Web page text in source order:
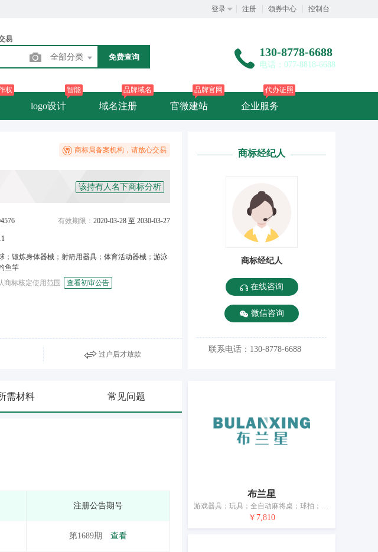
登录 注册 领券中心 控制台
易
全部分类 免费查询 130-8778-6688
电话：077-8818-6688
权
logo设计
智能
域名注册
品牌域名
官微建站
品牌官网
企业服务
代办证照
商标局备案机构，请放心交易
该持有人名下商标分析
有效期限： 2020-03-28 至 2030-03-27
；锻炼身体器械；射箭用器具；体育活动器械；游泳
鱼竿
商标核定使用范围 查看初审公告
过户后才放款
需材料 常见问题
注册公告期号
第1689期 查看
商标经纪人
商标经纪人
在线咨询
微信咨询
联系电话：130-8778-6688
布兰星
游戏器具；玩具；全自动麻将桌；球拍；体育活动用球；锻炼身体器械；体育活动器械；护膝（体育用品）；圣诞树用装饰品（照明用物品和糖果除外）；钓鱼用具
￥7,810